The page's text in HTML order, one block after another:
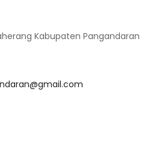
Kabupaten Pangandaran